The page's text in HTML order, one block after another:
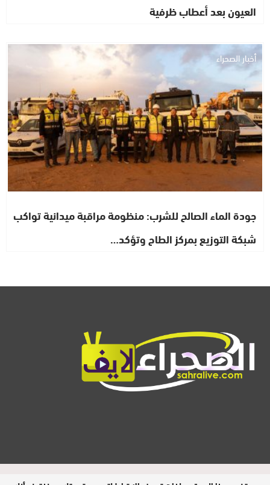
العيون بعد أعطاب ظرفية
أخبار الصحراء
جودة الماء الصالح للشرب: منظومة مراقبة ميدانية تواكب
شبكة التوزيع بمركز الطاح وتؤكد…